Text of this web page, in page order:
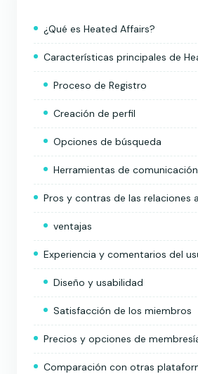
¿Qué es Heated Affairs?
Características principales de
Proceso de Registro
Creación de perfil
Opciones de búsqueda
Herramientas de comunicación
Pros y contras de las relaciones
ventajas
Experiencia y comentarios del
Diseño y usabilidad
Satisfacción de los miembros
Precios y opciones de
Comparación con otras